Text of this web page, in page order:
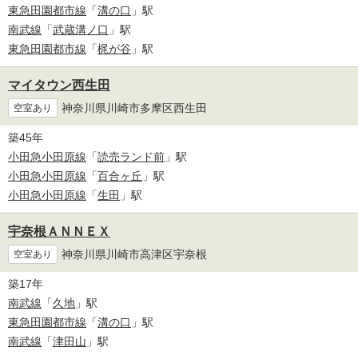
東急田園都市線 「溝の口 」駅
南武線 「武蔵溝ノ口 」駅
東急田園都市線 「梶が谷 」駅
マイタウン西生田
空室あり 神奈川県川崎市多摩区西生田
築45年
小田急小田原線 「読売ランド前 」駅
小田急小田原線 「百合ヶ丘 」駅
小田急小田原線 「生田 」駅
宇奈根ＡＮＮＥＸ
空室あり 神奈川県川崎市高津区宇奈根
築17年
南武線 「久地 」駅
東急田園都市線 「溝の口 」駅
南武線 「津田山 」駅